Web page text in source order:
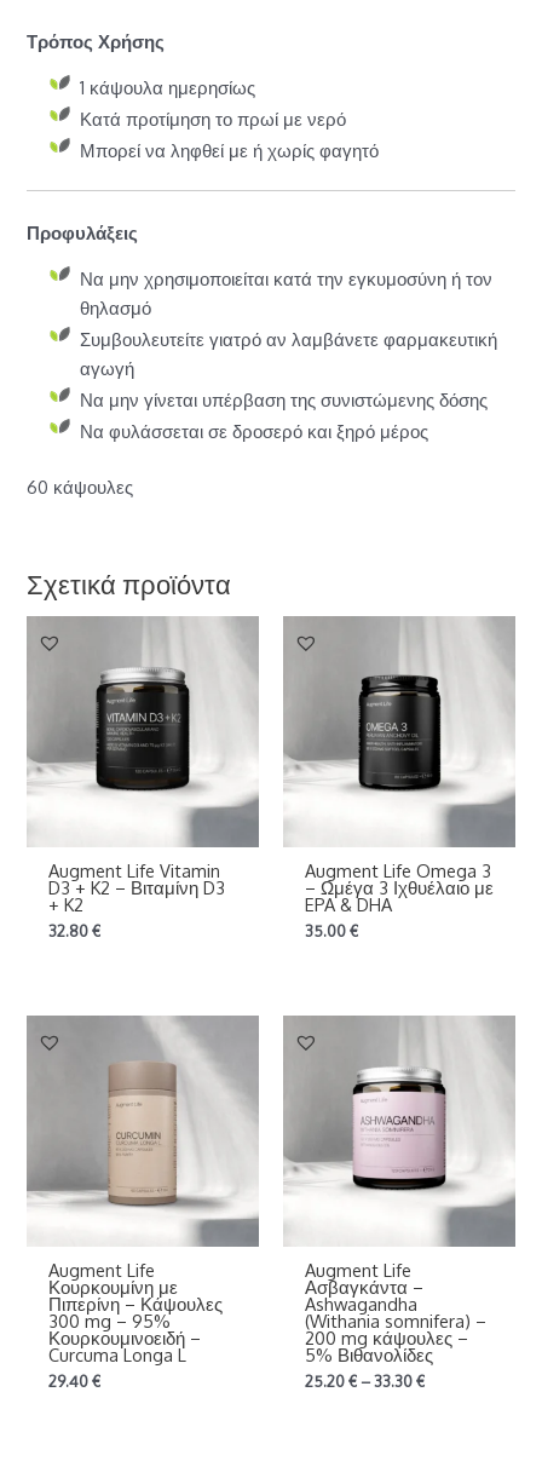
Τρόπος Χρήσης
1 κάψουλα ημερησίως
Κατά προτίμηση το πρωί με νερό
Μπορεί να ληφθεί με ή χωρίς φαγητό
Προφυλάξεις
Να μην χρησιμοποιείται κατά την εγκυμοσύνη ή τον
θηλασμό
Συμβουλευτείτε γιατρό αν λαμβάνετε φαρμακευτική
αγωγή
Να μην γίνεται υπέρβαση της συνιστώμενης δόσης
Να φυλάσσεται σε δροσερό και ξηρό μέρος
60 κάψουλες
Σχετικά προϊόντα
Augment Life Vitamin
D3 + K2 – Βιταμίνη D3
+ K2
32.80€
Augment Life Omega 3
– Ωμέγα 3 Ιχθυέλαιο με
EPA & DHA
35.00€
Augment Life
Κουρκουμίνη με
Πιπερίνη – Κάψουλες
300 mg – 95%
Κουρκουμινοειδή –
Curcuma Longa L
29.40€
Augment Life
Ασβαγκάντα –
Ashwagandha
(Withania somnifera) –
200 mg κάψουλες –
5% Βιθανολίδες
25.20€–33.30€